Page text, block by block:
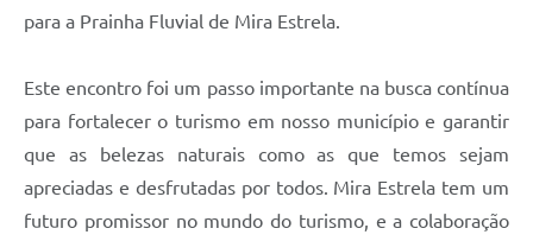
para a Prainha Fluvial de Mira Estrela.
Este encontro foi um passo importante na busca contínua
para fortalecer o turismo em nosso município e garantir
que as belezas naturais como as que temos sejam
apreciadas e desfrutadas por todos. Mira Estrela tem um
futuro promissor no mundo do turismo, e a colaboração